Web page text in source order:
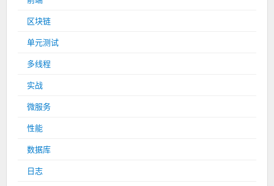
区块链
单元测试
多线程
实战
微服务
性能
数据库
日志